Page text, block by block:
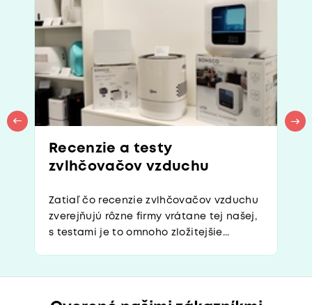
Recenzie a testy
zvlhčovačov vzduchu
Zatiaľ čo recenzie zvlhčovačov vzduchu
zverejňujú rôzne firmy vrátane tej našej,
s testami je to omnoho zložitejšie...